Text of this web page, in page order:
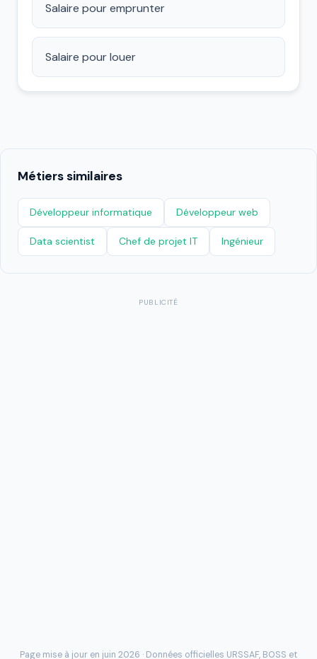
Salaire pour emprunter
Salaire pour louer
Métiers similaires
Développeur informatique Développeur web
Data scientist Chef de projet IT Ingénieur
PUBLICITÉ
Page mise à jour en juin 2026 · Données officielles URSSAF, BOSS et